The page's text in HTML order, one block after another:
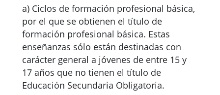
a) Ciclos de formación profesional básica,
por el que se obtienen el título de
formación profesional básica. Estas
enseñanzas sólo están destinadas con
carácter general a jóvenes de entre 15 y
17 años que no tienen el título de
Educación Secundaria Obligatoria.